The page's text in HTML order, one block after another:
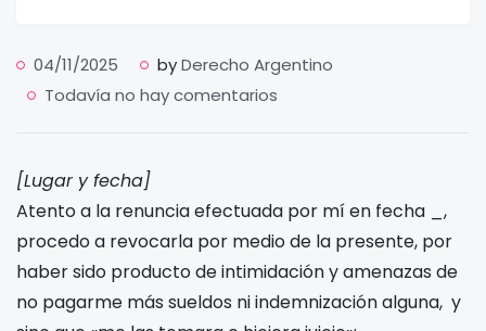
04/11/2025 byDerecho Argentino
Todavía no hay comentarios
[Lugar y fecha]
Atento a la renuncia efectuada por mí en fecha _,
procedo a revocarla por medio de la presente, por
haber sido producto de intimidación y amenazas de
no pagarme más sueldos ni indemnización alguna, y